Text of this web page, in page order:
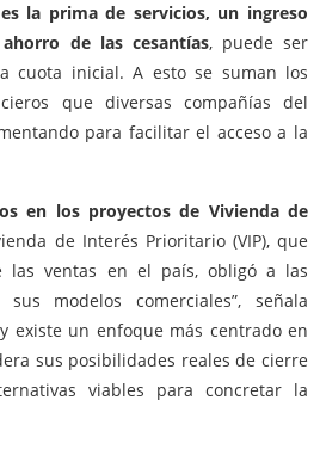
la prima de servicios, un ingreso
de las cesantías, puede ser
cuota inicial. A esto se suman los
que diversas compañías del
para facilitar el acceso a la
en los proyectos de Vivienda de
de Interés Prioritario (VIP), que
las ventas en el país, obligó a las
modelos comerciales”, señala
existe un enfoque más centrado en
sus posibilidades reales de cierre
viables para concretar la